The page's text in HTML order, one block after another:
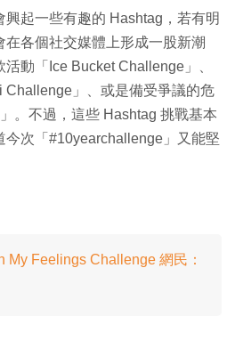
起一些有趣的 Hashtag，若有明
各個社交媒體上形成一股新潮
動「Ice Bucket Challenge」、
Challenge」、或是備受爭議的危
。不過，這些 Hashtag 挑戰基本
今次「#10yearchallenge」又能堅
My Feelings Challenge 網民：